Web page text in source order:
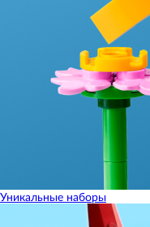
Уникальные наборы